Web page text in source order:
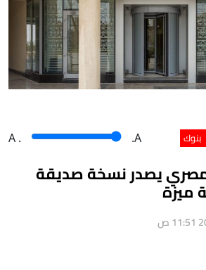
بنوك A . .A
يصدر نسخة صديقة
ميزة